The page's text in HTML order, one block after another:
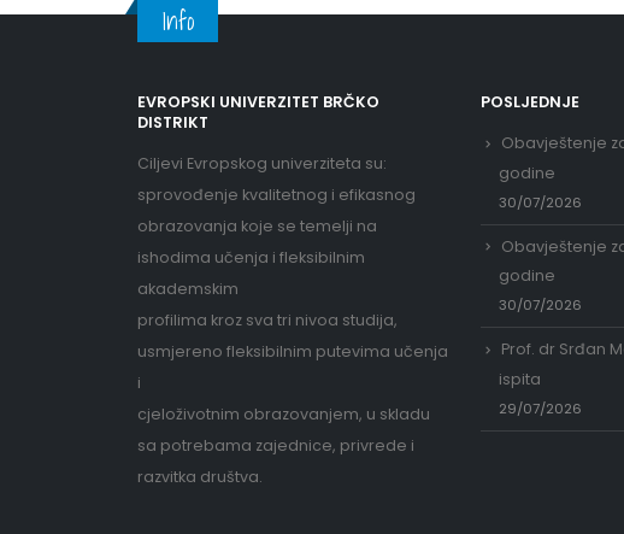
Info
EVROPSKI UNIVERZITET BRČKO
DISTRIKT
Ciljevi Evropskog univerziteta su:
sprovođenje kvalitetnog i efikasnog
obrazovanja koje se temelji na
ishodima učenja i fleksibilnim
akademskim
profilima kroz sva tri nivoa studija,
usmjereno fleksibilnim putevima učenja
i
cjeloživotnim obrazovanjem, u skladu
sa potrebama zajednice, privrede i
razvitka društva.
POSLJEDNJE
Obavještenje
godine
30/07/2026
Obavještenje
godine
30/07/2026
Prof. dr Srđan
ispita
29/07/2026